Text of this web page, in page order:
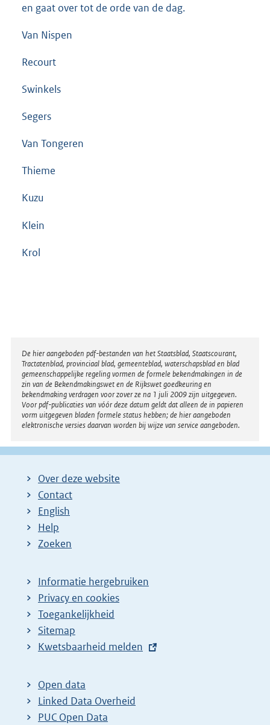
en gaat over tot de orde van de dag.
Van Nispen
Recourt
Swinkels
Segers
Van Tongeren
Thieme
Kuzu
Klein
Krol
Disclaimer
De hier aangeboden pdf-bestanden van het Staatsblad, Staatscourant,
Tractatenblad, provinciaal blad, gemeenteblad, waterschapsblad en blad
gemeenschappelijke regeling vormen de formele bekendmakingen in de
zin van de Bekendmakingswet en de Rijkswet goedkeuring en
bekendmaking verdragen voor zover ze na 1 juli 2009 zijn uitgegeven.
Voor pdf-publicaties van vóór deze datum geldt dat alleen de in papieren
vorm uitgegeven bladen formele status hebben; de hier aangeboden
elektronische versies daarvan worden bij wijze van service aangeboden.
Over deze website
Contact
English
Help
Zoeken
Informatie hergebruiken
Privacy en cookies
Toegankelijkheid
Sitemap
E
t
e
r
Kwetsbaarheid melden
Open data
Linked Data Overheid
PUC Open Data